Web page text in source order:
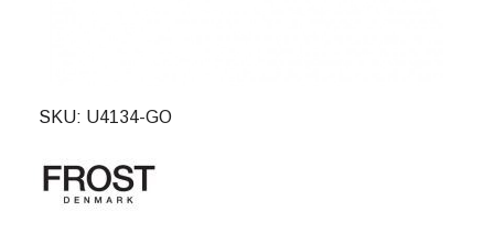
SKU U4134-GO